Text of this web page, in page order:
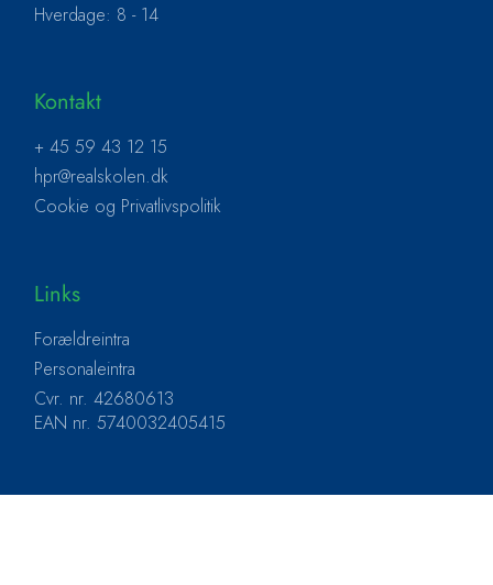
Hverdage: 8 - 14
Kontakt
+ 45 59 43 12 15
hpr@realskolen.dk
Cookie og Privatlivspolitik
Links
Forældreintra
Personaleintra
Cvr. nr. 42680613
EAN nr. 5740032405415